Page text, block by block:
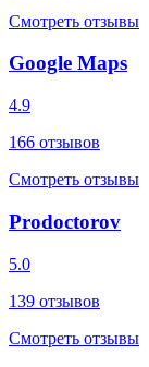
Смотреть отзывы
Google Maps
4.9
166 отзывов
Смотреть отзывы
Prodoctorov
5.0
139 отзывов
Смотреть отзывы